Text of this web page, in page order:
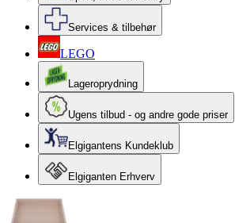
Services & tilbehør
LEGO
Lageroprydning
Ugens tilbud - og andre gode priser
Elgigantens Kundeklub
Elgiganten Erhverv